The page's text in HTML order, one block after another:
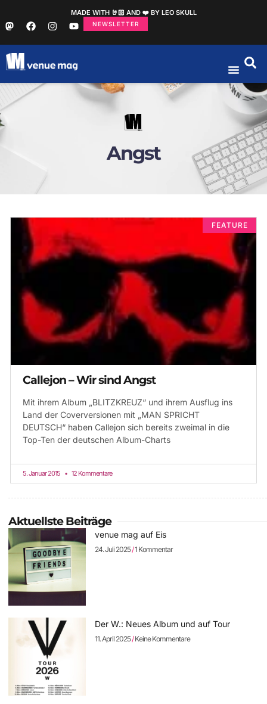
MADE WITH 🤘🏻 AND ❤️ BY LEO SKULL
NEWSLETTER
Angst
FEATURE
Callejon – Wir sind Angst
Mit ihrem Album „BLITZKREUZ“ und ihrem Ausflug ins
Land der Coverversionen mit „MAN SPRICHT
DEUTSCH“ haben Callejon sich bereits zweimal in die
Top-Ten der deutschen Album-Charts
5. Januar 2015 12 Kommentare
Aktuellste Beiträge
venue mag auf Eis
24. Juli 2025 1 Kommentar
Der W.: Neues Album und auf Tour
11. April 2025 Keine Kommentare